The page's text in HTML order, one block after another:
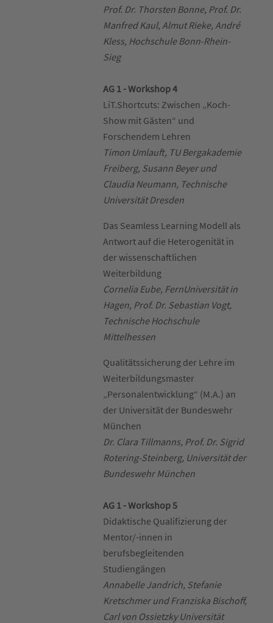
Prof. Dr. Thorsten Bonne, Prof. Dr.
Manfred Kaul, Almut Rieke, André
Kless, Hochschule Bonn-Rhein-
Sieg
AG 1 - Workshop 4
LiT.Shortcuts: Zwischen „Koch-
Show mit Gästen“ und
Forschendem Lehren
Timon Umlauft, TU Bergakademie
Freiberg, Susann Beyer und
Claudia Neumann, Technische
Universität Dresden
Das Seamless Learning Modell als
Antwort auf die Heterogenität in
der wissenschaftlichen
Weiterbildung
Cornelia Eube, FernUniversität in
Hagen, Prof. Dr. Sebastian Vogt,
Technische Hochschule
Mittelhessen
Qualitätssicherung der Lehre im
Weiterbildungsmaster
„Personalentwicklung“ (M.A.) an
der Universität der Bundeswehr
München
Dr. Clara Tillmanns, Prof. Dr. Sigrid
Rotering-Steinberg, Universität der
Bundeswehr München
AG 1 - Workshop 5
Didaktische Qualifizierung der
Mentor/-innen in
berufsbegleitenden
Studiengängen
Annabelle Jandrich, Stefanie
Kretschmer und Franziska Bischoff,
Carl von Ossietzky Universität